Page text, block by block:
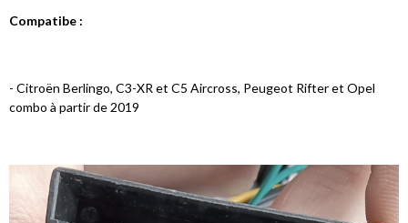
Compatibe :
- Citroën Berlingo, C3-XR et C5 Aircross, Peugeot Rifter et Opel
combo à partir de 2019